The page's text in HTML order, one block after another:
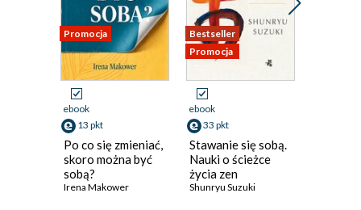
Promocja
ebook
13 pkt
Po co się zmieniać,
skoro można być
sobą?
Irena Makower
Bestseller
Promocja
ebook
33 pkt
Stawanie się sobą.
Nauki o ścieżce
życia zen
Shunryu Suzuki